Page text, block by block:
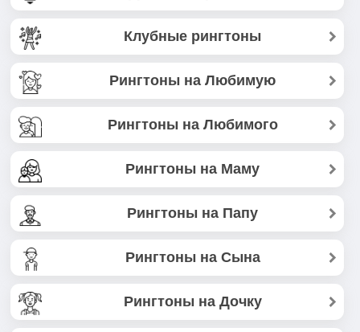
Клубные рингтоны
Рингтоны на Любимую
Рингтоны на Любимого
Рингтоны на Маму
Рингтоны на Папу
Рингтоны на Сына
Рингтоны на Дочку